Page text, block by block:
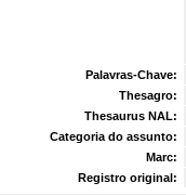
Palavras-Chave:
Thesagro:
Thesaurus NAL:
Categoria do assunto:
Marc:
Registro original: